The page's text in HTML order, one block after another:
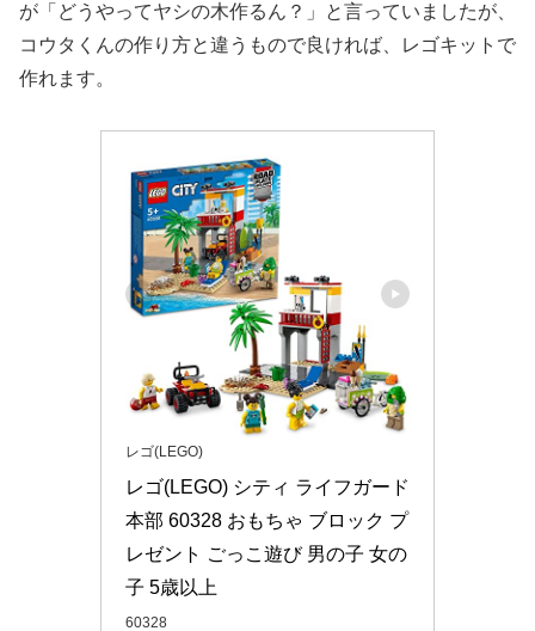
が「どうやってヤシの木作るん？」と言っていましたが、
コウタくんの作り方と違うもので良ければ、レゴキットで
作れます。
レゴ(LEGO)
レゴ(LEGO) シティ ライフガード
本部 60328 おもちゃ ブロック プ
レゼント ごっこ遊び 男の子 女の
子 5歳以上
60328